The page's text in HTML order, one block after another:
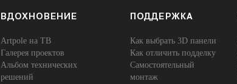
ВДОХНОВЕНИЕ
Artpole на ТВ
Галерея проектов
Альбом технических
решений
ПОДДЕРЖКА
Как выбрать 3D панели
Как отличить подделку
Самостоятельный
монтаж